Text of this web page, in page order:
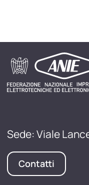
Sede: Viale
Contatti